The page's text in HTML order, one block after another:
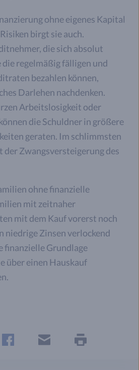
ohne eigenes Kapital
birgt sie auch.
die sich absolut
die regelmäßig fälligen und
bezahlen können,
Darlehen nachdenken.
Arbeitslosigkeit oder
die Schuldner in größere
geraten. Im schlimmsten
der Zwangsversteigerung des
ohne finanzielle
mit zeitnaher
mit dem Kauf vorerst noch
niedrige Zinsen verlockend
finanzielle Grundlage
über einen Hauskauf